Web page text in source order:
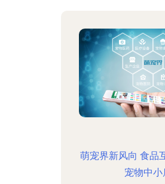
萌宠界新风向 食品
宠物中小